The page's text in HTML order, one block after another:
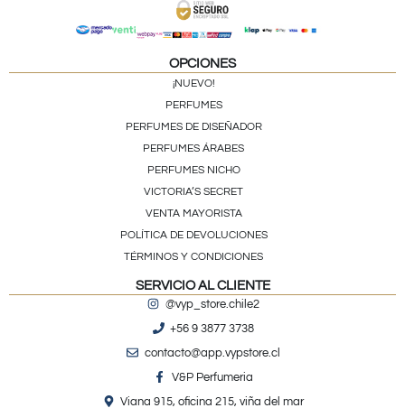
OPCIONES
¡NUEVO!
PERFUMES
PERFUMES DE DISEÑADOR
PERFUMES ÁRABES
PERFUMES NICHO
VICTORIA’S SECRET
VENTA MAYORISTA
POLÍTICA DE DEVOLUCIONES
TÉRMINOS Y CONDICIONES
SERVICIO AL CLIENTE
@vyp_store.chile2
+56 9 3877 3738
contacto@app.vypstore.cl
V&P Perfumeria
Viana 915, oficina 215, viña del mar